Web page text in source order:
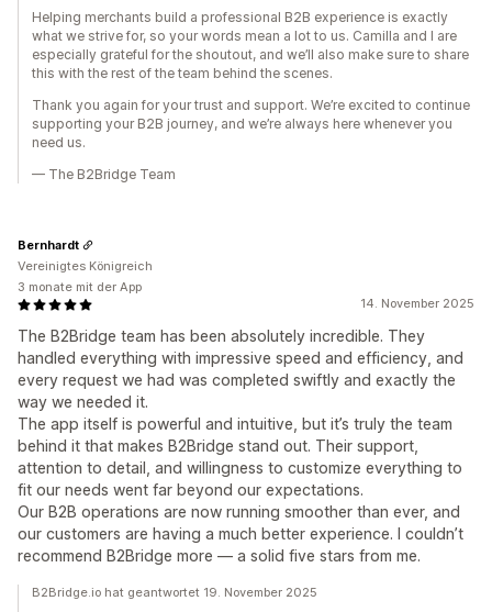
Helping merchants build a professional B2B experience is exactly
what we strive for, so your words mean a lot to us. Camilla and I are
especially grateful for the shoutout, and we’ll also make sure to share
this with the rest of the team behind the scenes.
Thank you again for your trust and support. We’re excited to continue
supporting your B2B journey, and we’re always here whenever you
need us.
— The B2Bridge Team
14. November 2025
The B2Bridge team has been absolutely incredible. They
handled everything with impressive speed and efficiency, and
every request we had was completed swiftly and exactly the
way we needed it.
The app itself is powerful and intuitive, but it’s truly the team
behind it that makes B2Bridge stand out. Their support,
attention to detail, and willingness to customize everything to
fit our needs went far beyond our expectations.
Our B2B operations are now running smoother than ever, and
our customers are having a much better experience. I couldn’t
recommend B2Bridge more — a solid five stars from me.
Bernhardt
Vereinigtes Königreich
3 monate mit der App
B2Bridge.io hat geantwortet 19. November 2025